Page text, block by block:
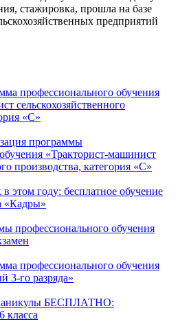
стажировка, прошла на базе
предприятий
профессионального обучения
сельскохозяйственного
«С»
программы
«Тракторист-машинист
производства, категория «С»
этом году: бесплатное обучение
«Кадры»
профессионального обучения
профессионального обучения
3-го разряда»
БЕСПЛАТНО:
класса